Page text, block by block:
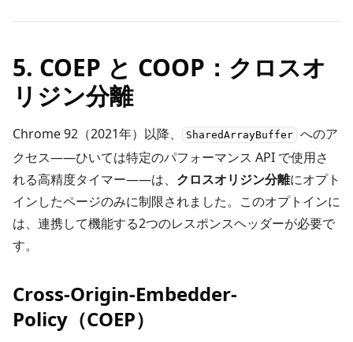
5. COEP と COOP：クロスオ
リジン分離
Chrome 92（2021年）以降、 SharedArrayBuffer へのア
クセス――ひいては特定のパフォーマンス API で使用さ
れる高精度タイマー――は、 クロスオリジン分離にオプト
インしたページのみに制限されました。このオプトインに
は、連携して機能する2つのレスポンスヘッダーが必要で
す。
Cross-Origin-Embedder-
Policy（COEP）